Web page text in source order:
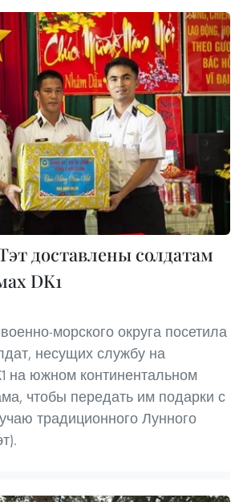
доставлены солдатам
DK1
морского округа посетила
несущих службу на
на южном континентальном
чтобы передать им подарки с
традиционного Лунного